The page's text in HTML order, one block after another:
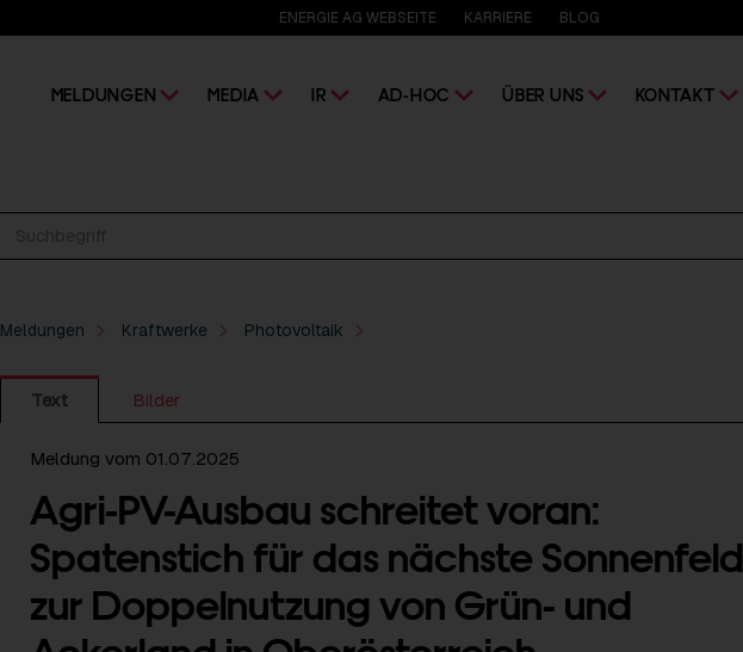
ENERGIE AG WEBSEITE KARRIERE BLOG
MELDUNGEN MEDIA IR AD-HOC ÜBER UNS KONTAKT
Meldungen Kraftwerke Photovoltaik
Text Bilder
Meldung vom 01.07.2025
Agri-PV-Ausbau schreitet voran:
Spatenstich für das nächste Sonnenfeld
zur Doppelnutzung von Grün- und